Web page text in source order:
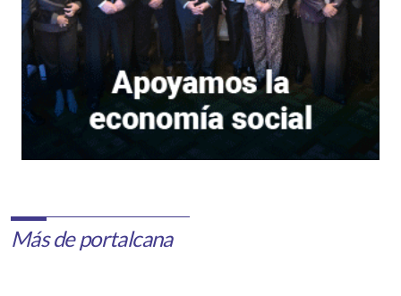
Más de portalcana